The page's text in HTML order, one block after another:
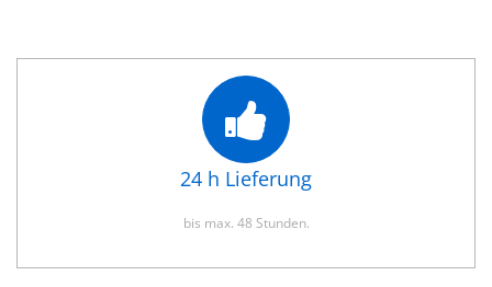
24 h Lieferung
bis max. 48 Stunden.